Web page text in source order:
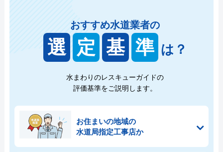
おすすめ水道業者の
選 定 基 準 は？
水まわりのレスキューガイドの
評価基準をご説明します。
お住まいの地域の
水道局指定工事店か